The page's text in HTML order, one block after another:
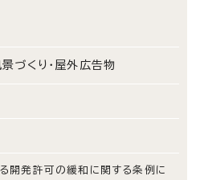
づくり・屋外広告物
開発許可の緩和に関する条例に